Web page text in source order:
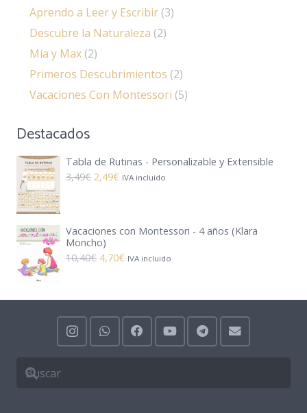
Aprendo a Leer y Escribir (3)
Descubre la Naturaleza (2)
Mía y Max (2)
Primeros Descubrimientos (2)
Vacaciones Con Montessori (5)
Destacados
Tabla de Rutinas - Personalizable y Extensible
3,49€ El
era:
3,49€.
2,49€El
es:
2,49€.
IVA incluido
Vacaciones con Montessori - 4 años (Klara
Moncho)
10,40€ El
era:
10,40€.
4,70€El
es:
4,70€.
IVA incluido